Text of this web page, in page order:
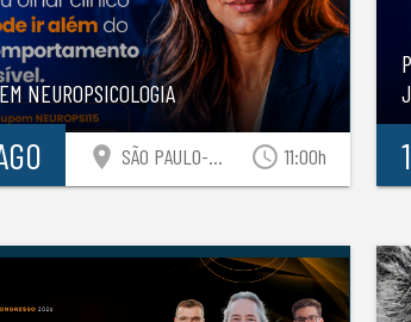
NEUROPSICOLOGIA
location_on SÃO PAULO-SP access_time 11:00h